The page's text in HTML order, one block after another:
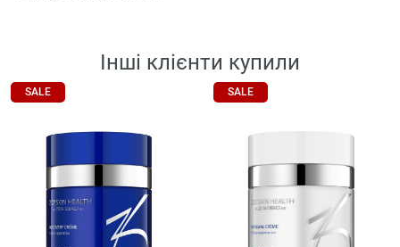
Інші клієнти купили
SALE SALE